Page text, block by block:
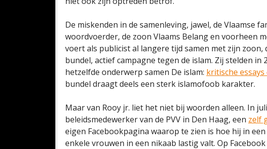
De miskenden in de samenleving, jawel, de Vlaamse
woordvoerder, de zoon Vlaams Belang en voorheen
voert als publicist al langere tijd samen met zijn zoon,
bundel, actief campagne tegen de islam. Zij stelden in
hetzelfde onderwerp samen De islam: kritische
bundel draagt deels een sterk islamofoob karakter.
Maar van Rooy jr. liet het niet bij woorden alleen. In
beleidsmedewerker van de PVV in Den Haag, een zelf
eigen Facebookpagina waarop te zien is hoe hij in
enkele vrouwen in een nikaab lastig valt. Op